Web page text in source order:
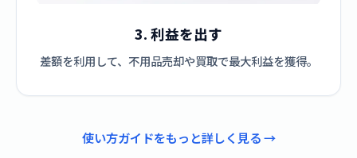
3. 利益を出す
差額を利用して、不用品売却や買取で最大利益を獲得。
使い方ガイドをもっと詳しく見る →